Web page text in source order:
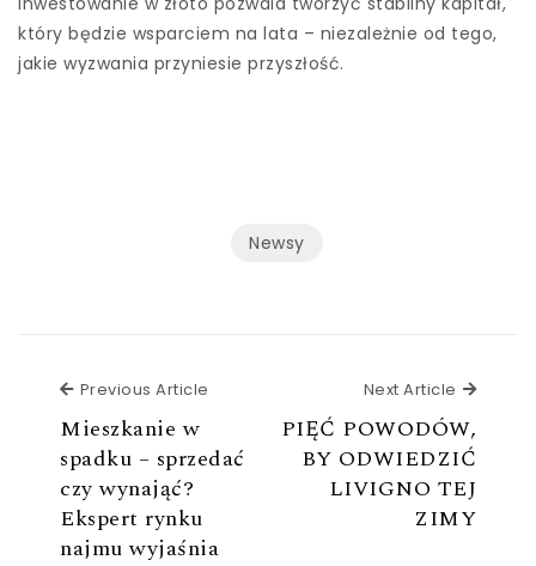
który będzie wsparciem na lata – niezależnie od tego,
jakie wyzwania przyniesie przyszłość.
Newsy
Previous Article
Mieszkanie w
spadku – sprzedać
czy wynająć?
Ekspert rynku
najmu wyjaśnia
Next Article Next
PIĘĆ POWODÓW,
BY ODWIEDZIĆ
LIVIGNO TEJ
ZIMY